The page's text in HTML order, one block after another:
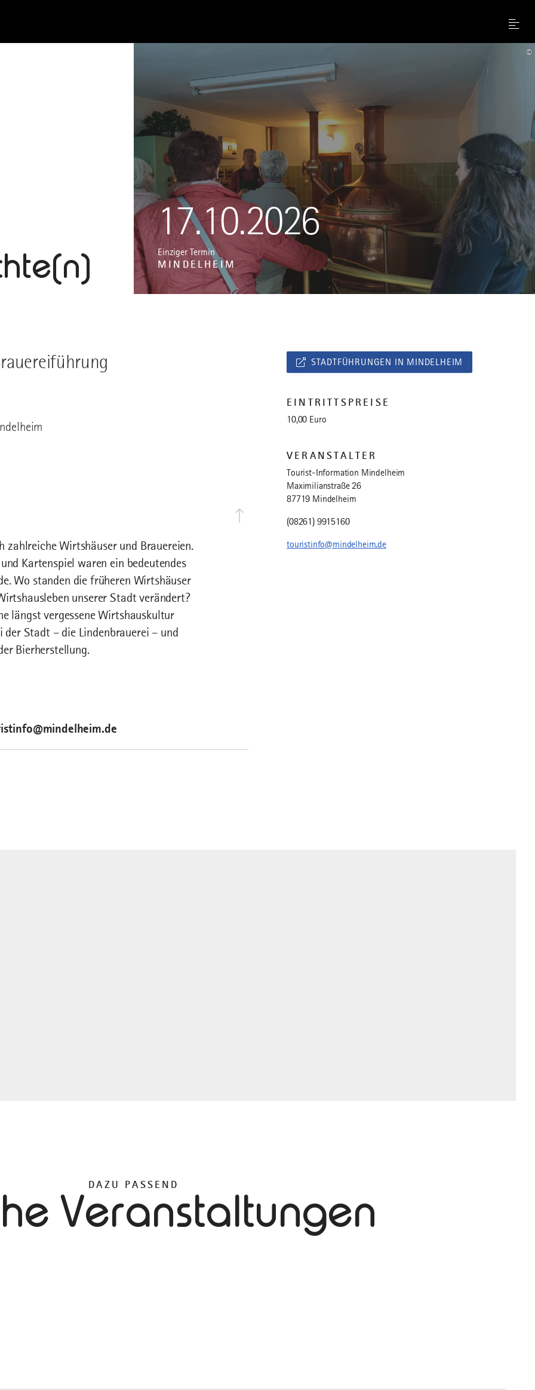
Menu
17.10.2026
Einziger Termin
MINDELHEIM
©
zahlreiche Wirtshäuser und Brauereien.
Kartenspiel waren ein bedeutendes
Wo standen die früheren Wirtshäuser
unserer Stadt verändert?
längst vergessene Wirtshauskultur
Stadt – die Lindenbrauerei – und
Bierherstellung.
STADTFÜHRUNGEN IN MINDELHEIM
EINTRITTSPREISE
10,00 Euro
VERANSTALTER
Tourist-Information Mindelheim
Maximilianstraße 26
87719 Mindelheim
(08261) 9915160
touristinfo@mindelheim.de
DAZU PASSEND
Veranstaltungen